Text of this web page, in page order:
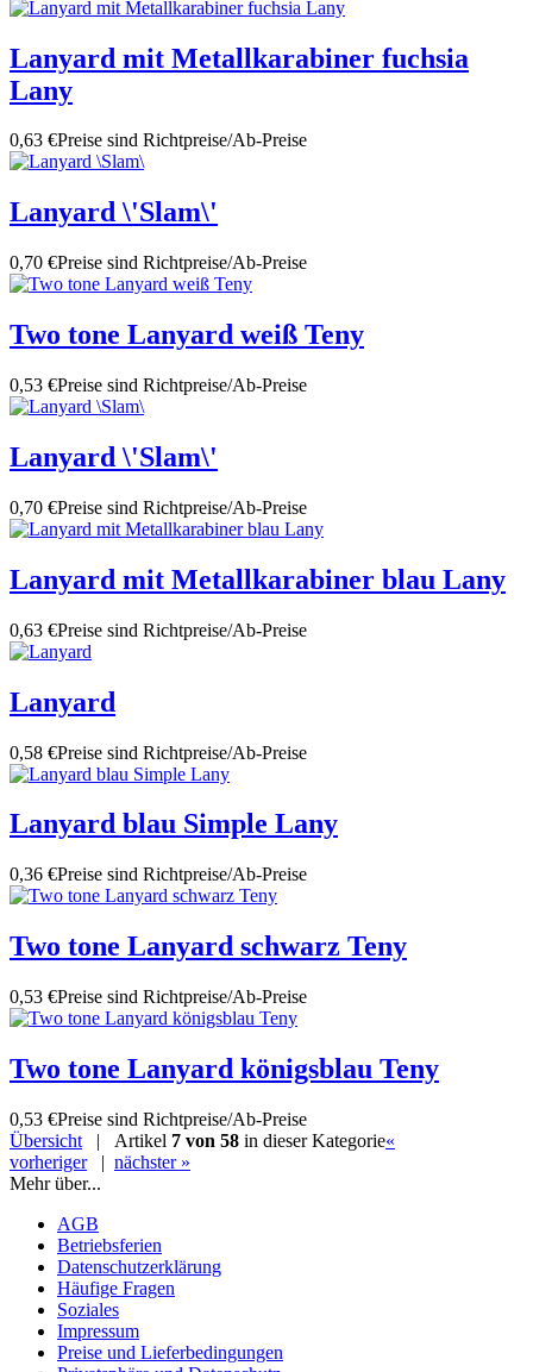
Lanyard mit Metallkarabiner fuchsia
Lany
0,63 €Preise sind Richtpreise/Ab-Preise
Lanyard \'Slam\'
0,70 €Preise sind Richtpreise/Ab-Preise
Two tone Lanyard weiß Teny
0,53 €Preise sind Richtpreise/Ab-Preise
Lanyard \'Slam\'
0,70 €Preise sind Richtpreise/Ab-Preise
Lanyard mit Metallkarabiner blau Lany
0,63 €Preise sind Richtpreise/Ab-Preise
Lanyard
0,58 €Preise sind Richtpreise/Ab-Preise
Lanyard blau Simple Lany
0,36 €Preise sind Richtpreise/Ab-Preise
Two tone Lanyard schwarz Teny
0,53 €Preise sind Richtpreise/Ab-Preise
Two tone Lanyard königsblau Teny
0,53 €Preise sind Richtpreise/Ab-Preise
Übersicht | Artikel 7 von 58 in dieser Kategorie«
vorheriger| nächster »
Mehr über...
AGB
Betriebsferien
Datenschutzerklärung
Häufige Fragen
Soziales
Impressum
Preise und Lieferbedingungen